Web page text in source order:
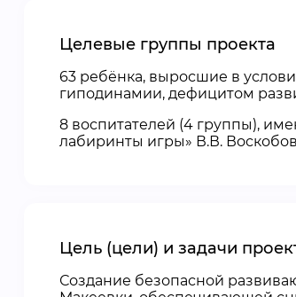
Целевые группы проекта
63 ребёнка, выросшие в
гиподинамии, дефицитом
8 воспитателей (4 группы),
лабиринты игры» В.В.
Цель (цели) и задачи
Создание безопасной